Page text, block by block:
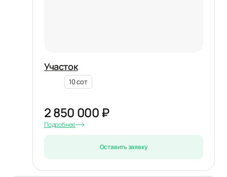
Участок
10 сот
2 850 000 ₽
Подробнее
Оставить заявку